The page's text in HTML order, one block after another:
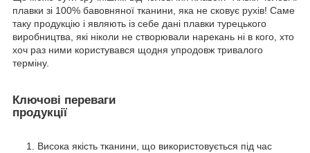
плавки зі 100% бавовняної тканини, яка не сковує рухів! Саме
таку продукцію і являють із себе дані плавки турецького
виробництва, які ніколи не створювали нарекань ні в кого, хто
хоч раз ними користувався щодня упродовж тривалого
терміну.
Ключові переваги
продукції
Висока якість тканини, що використовується під час